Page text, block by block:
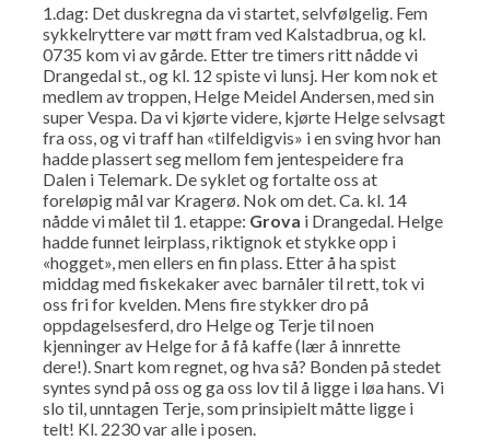
1.dag: Det duskregna da vi startet, selvfølgelig. Fem
sykkelryttere var møtt fram ved Kalstadbrua, og kl.
0735 kom vi av gårde. Etter tre timers ritt nådde vi
Drangedal st., og kl. 12 spiste vi lunsj. Her kom nok et
medlem av troppen, Helge Meidel Andersen, med sin
super Vespa. Da vi kjørte videre, kjørte Helge selvsagt
fra oss, og vi traff han «tilfeldigvis» i en sving hvor han
hadde plassert seg mellom fem jentespeidere fra
Dalen i Telemark. De syklet og fortalte oss at
foreløpig mål var Kragerø. Nok om det. Ca. kl. 14
nådde vi målet til 1. etappe: Grova i Drangedal. Helge
hadde funnet leirplass, riktignok et stykke opp i
«hogget», men ellers en fin plass. Etter å ha spist
middag med fiskekaker avec barnåler til rett, tok vi
oss fri for kvelden. Mens fire stykker dro på
oppdagelsesferd, dro Helge og Terje til noen
kjenninger av Helge for å få kaffe (lær å innrette
dere!). Snart kom regnet, og hva så? Bonden på stedet
syntes synd på oss og ga oss lov til å ligge i løa hans. Vi
slo til, unntagen Terje, som prinsipielt måtte ligge i
telt! Kl. 2230 var alle i posen.